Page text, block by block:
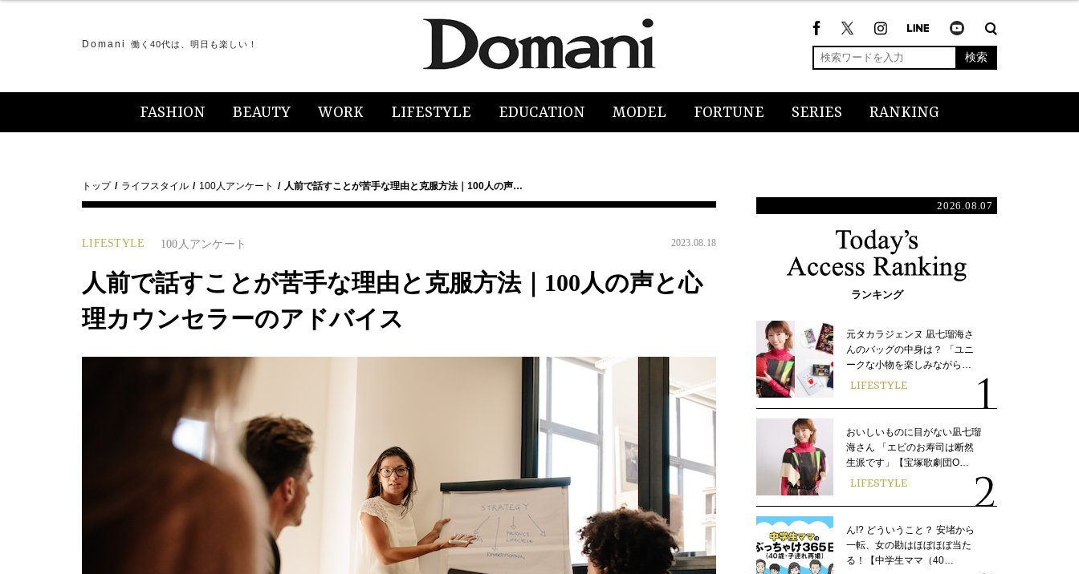
Domani 働く40代は、明日も楽しい！
検索
FASHION BEAUTY WORK LIFESTYLE EDUCATION MODEL FORTUNE SERIES RANKING
トップ ライフスタイル 100人アンケート 人前で話すことが苦手な理由と克服方法｜100人の声…
LIFESTYLE 100人アンケート 2023.08.18
人前で話すことが苦手な理由と克服方法｜100人の声と心
理カウンセラーのアドバイス
2026.08.07
ランキング
元タカラジェンヌ 凪七瑠海さ
んのバッグの中身は？ 「ユニ
ークな小物を楽しみながら…
LIFESTYLE
おいしいものに目がない凪七瑠
海さん 「エビのお寿司は断然
生派です」【宝塚歌劇団O…
LIFESTYLE
ん!? どういうこと？ 安堵から
一転、女の勘はほぼほぼ当た
る！【中学生ママ（40…